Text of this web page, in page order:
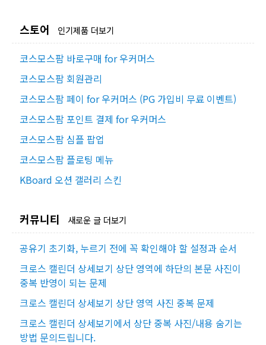
스토어 인기제품 더보기
코스모스팜 바로구매 for 우커머스
코스모스팜 회원관리
코스모스팜 페이 for 우커머스 (PG 가입비 무료 이벤트)
코스모스팜 포인트 결제 for 우커머스
코스모스팜 심플 팝업
코스모스팜 플로팅 메뉴
KBoard 오션 갤러리 스킨
커뮤니티 새로운 글 더보기
공유기 초기화, 누르기 전에 꼭 확인해야 할 설정과 순서
크로스 캘린더 상세보기 상단 영역에 하단의 본문 사진이
중복 반영이 되는 문제
크로스 캘린더 상세보기 상단 영역 사진 중복 문제
크로스 캘린더 상세보기에서 상단 중복 사진/내용 숨기는
방법 문의드립니다.